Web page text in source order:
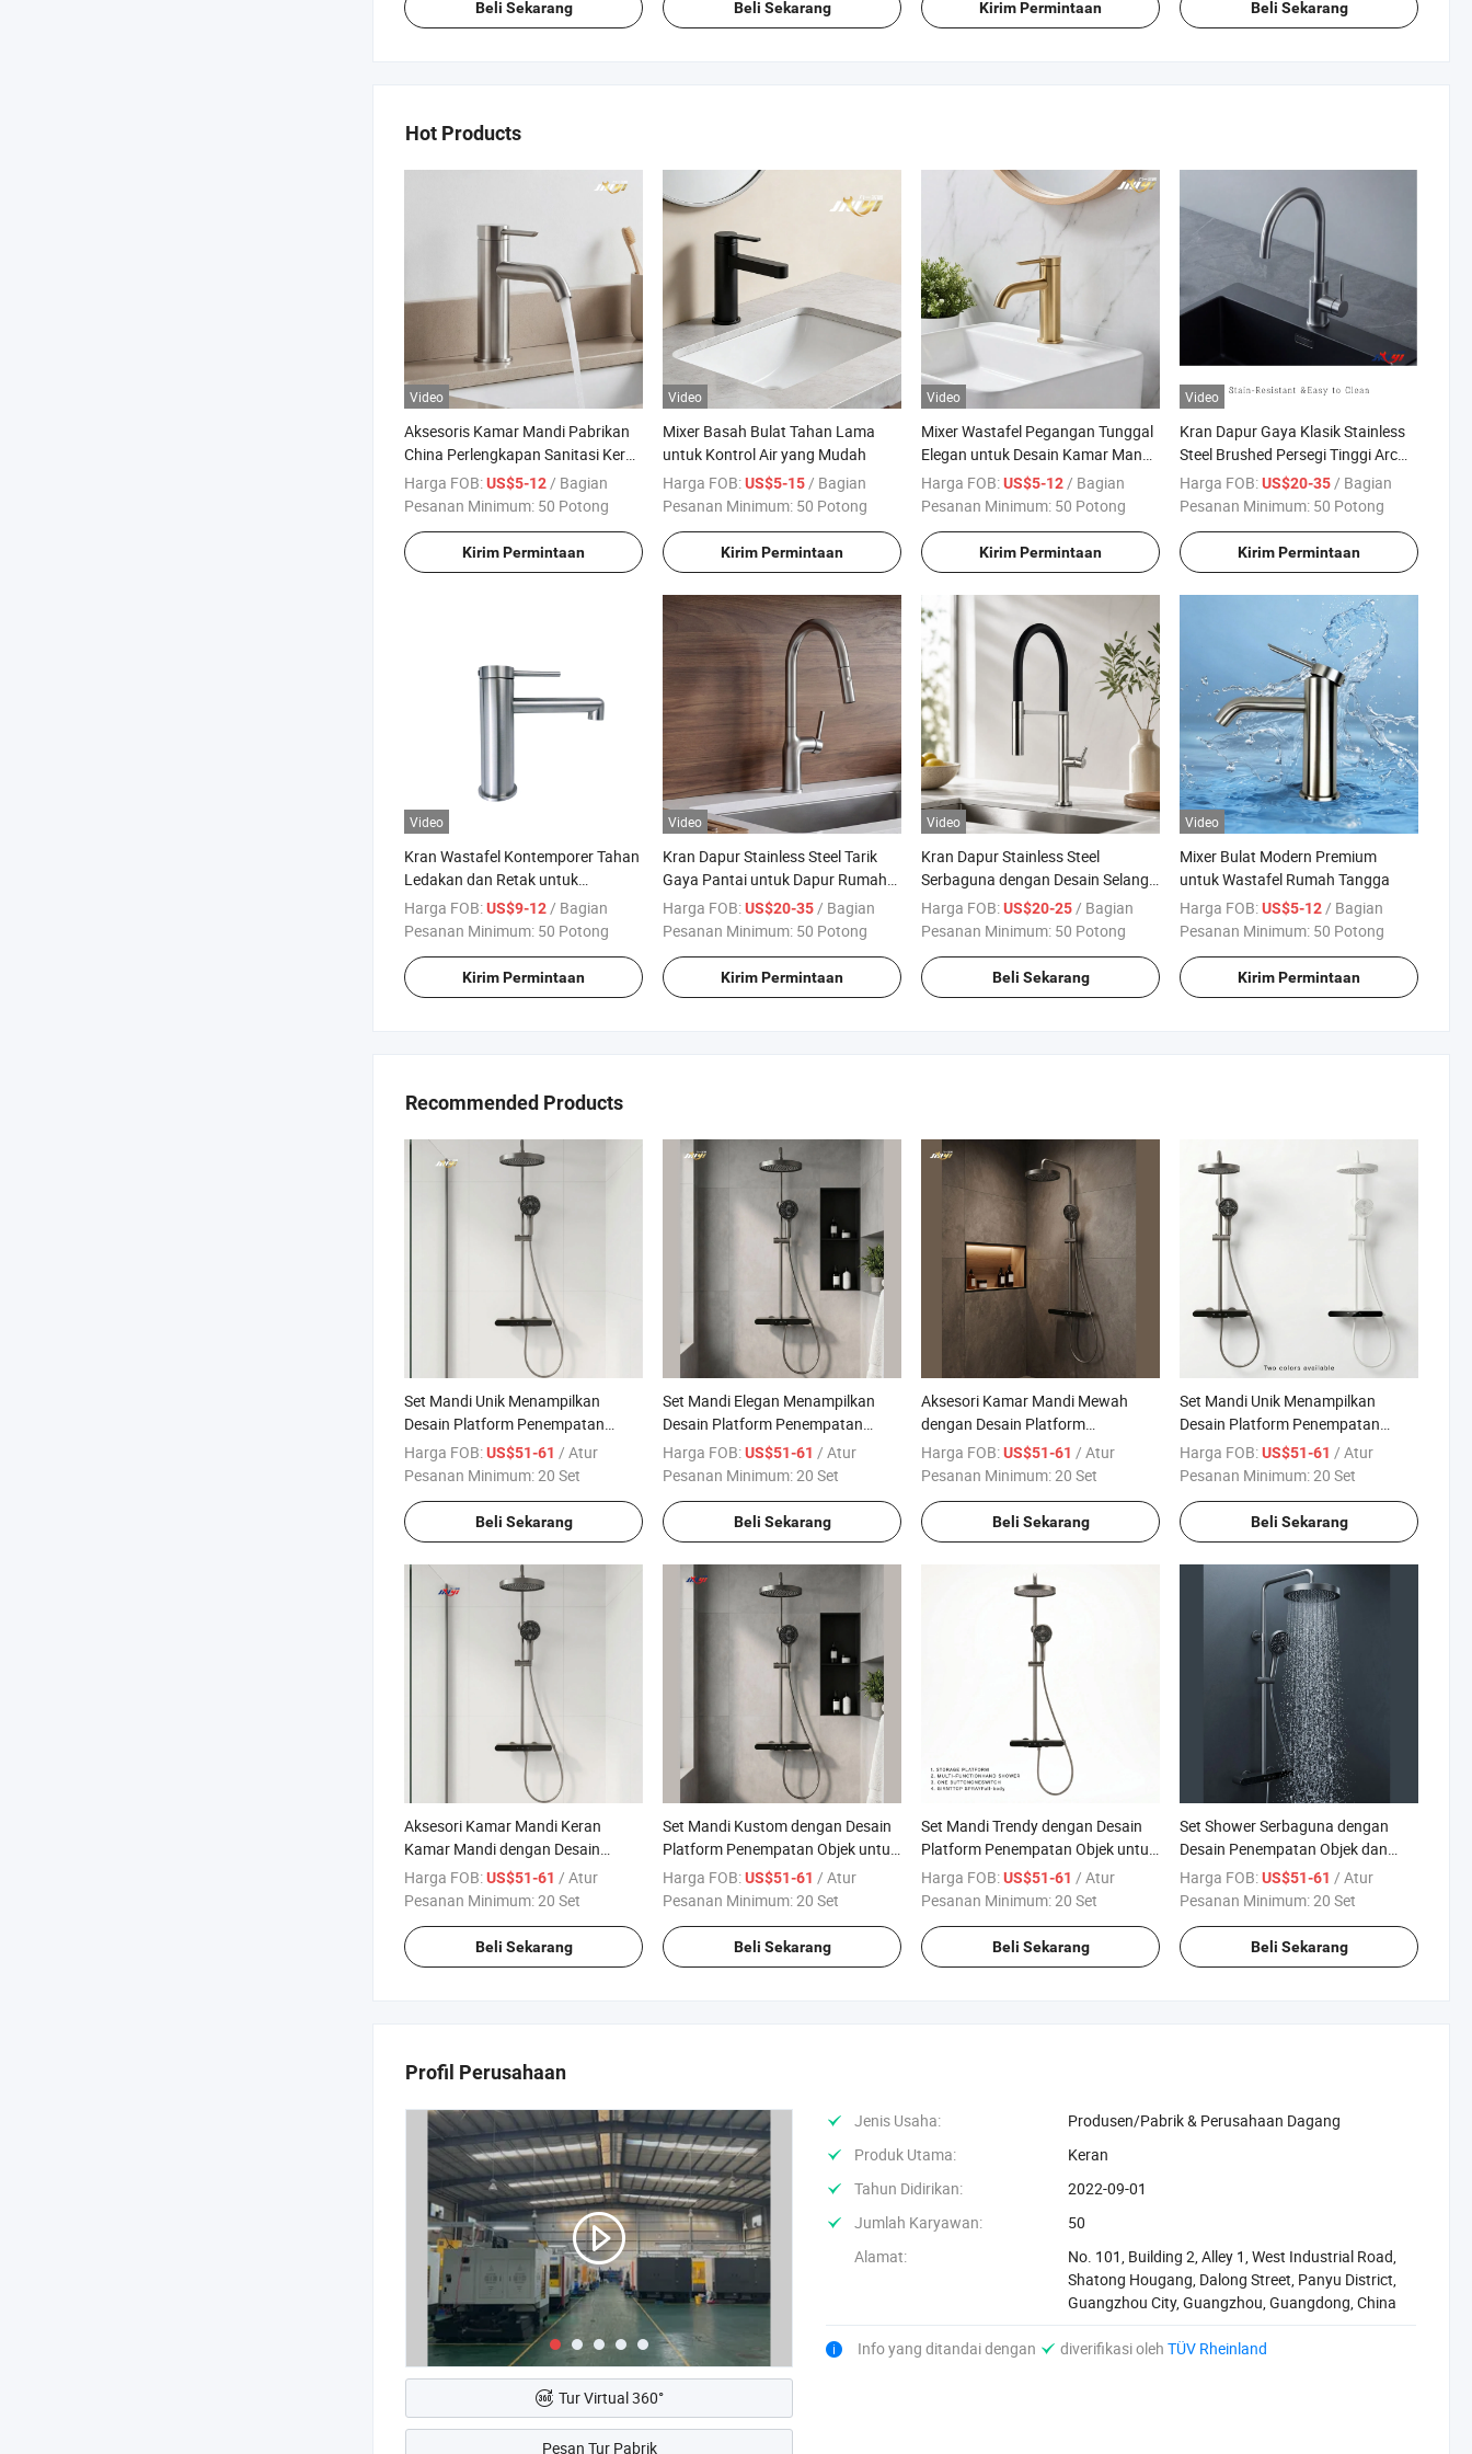
Beli Sekarang Beli Sekarang Kirim Permintaan Beli Sekarang
Hot Products
Video
Aksesoris Kamar Mandi Pabrikan
China Perlengkapan Sanitasi Keran
Kamar Mandi dan Keran Dapur
untuk Wastafel dan Cuci Piring
Harga FOB:US$5-12 / Bagian
Pesanan Minimum: 50 Potong
Kirim Permintaan
Video
Mixer Basah Bulat Tahan Lama
untuk Kontrol Air yang Mudah
Harga FOB:US$5-15 / Bagian
Pesanan Minimum: 50 Potong
Kirim Permintaan
Video
Mixer Wastafel Pegangan Tunggal
Elegan untuk Desain Kamar Mandi
Bergaya
Harga FOB:US$5-12 / Bagian
Pesanan Minimum: 50 Potong
Kirim Permintaan
Video
Kran Dapur Gaya Klasik Stainless
Steel Brushed Persegi Tinggi Arc
Tunggal Handle
Harga FOB:US$20-35 / Bagian
Pesanan Minimum: 50 Potong
Kirim Permintaan
Video
Kran Wastafel Kontemporer Tahan
Ledakan dan Retak untuk
Renovasi Rumah
Harga FOB:US$9-12 / Bagian
Pesanan Minimum: 50 Potong
Kirim Permintaan
Video
Kran Dapur Stainless Steel Tarik
Gaya Pantai untuk Dapur Rumah
Pantai dengan Finishing Brushed
Harga FOB:US$20-35 / Bagian
Pesanan Minimum: 50 Potong
Kirim Permintaan
Video
Kran Dapur Stainless Steel
Serbaguna dengan Desain Selang
Tunggal Perlengkapan Sanitasi
Harga FOB:US$20-25 / Bagian
Pesanan Minimum: 50 Potong
Beli Sekarang
Video
Mixer Bulat Modern Premium
untuk Wastafel Rumah Tangga
Harga FOB:US$5-12 / Bagian
Pesanan Minimum: 50 Potong
Kirim Permintaan
Recommended Products
Set Mandi Unik Menampilkan
Desain Platform Penempatan
Objek untuk Manajemen Air yang
Efisien
Harga FOB:US$51-61 / Atur
Pesanan Minimum:20 Set
Beli Sekarang
Set Mandi Elegan Menampilkan
Desain Platform Penempatan
Objek dan Kontrol Suhu Ganda
Harga FOB:US$51-61 / Atur
Pesanan Minimum:20 Set
Beli Sekarang
Aksesori Kamar Mandi Mewah
dengan Desain Platform
Penempatan Objek untuk Set
Pengalaman Air yang Disesuaikan
Harga FOB:US$51-61 / Atur
Pesanan Minimum:20 Set
Beli Sekarang
Set Mandi Unik Menampilkan
Desain Platform Penempatan
Objek untuk Kontrol Air yang
Serbaguna
Harga FOB:US$51-61 / Atur
Pesanan Minimum:20 Set
Beli Sekarang
Aksesori Kamar Mandi Keran
Kamar Mandi dengan Desain
Platform Penempatan Objek
Sempurna untuk Opsi Kustomisasi
Harga FOB:US$51-61 / Atur
Pesanan Minimum:20 Set
Beli Sekarang
Set Mandi Kustom dengan Desain
Platform Penempatan Objek untuk
Penggunaan Air yang Efisien
Harga FOB:US$51-61 / Atur
Pesanan Minimum:20 Set
Beli Sekarang
Set Mandi Trendy dengan Desain
Platform Penempatan Objek untuk
Solusi Air yang Dipersonalisasi
Harga FOB:US$51-61 / Atur
Pesanan Minimum:20 Set
Beli Sekarang
Set Shower Serbaguna dengan
Desain Penempatan Objek dan
Fungsionalitas Air Panas/Dingin
Harga FOB:US$51-61 / Atur
Pesanan Minimum:20 Set
Beli Sekarang
Profil Perusahaan
Tur Virtual 360°
Pesan Tur Pabrik
Jenis Usaha:
Produsen/Pabrik & Perusahaan Dagang
Produk Utama:
‪Keran‬
Tahun Didirikan:
2022-09-01
Jumlah Karyawan:
50
Alamat:
No. 101, Building 2, Alley 1, West Industrial Road,
Shatong Hougang, Dalong Street, Panyu District,
Guangzhou City, Guangzhou, Guangdong, China
Info yang ditandai dengan diverifikasi olehTÜV Rheinland